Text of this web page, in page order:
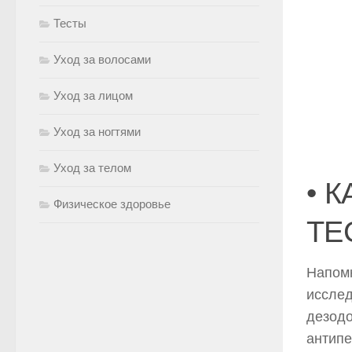
•
Тесты
Уход за волосами
Уход за лицом
Уход за ногтями
Уход за телом
Физическое здоровье